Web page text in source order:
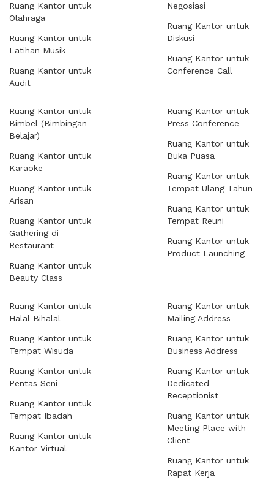
Ruang Kantor untuk
Olahraga
Ruang Kantor untuk
Latihan Musik
Ruang Kantor untuk
Audit
Negosiasi
Ruang Kantor untuk
Diskusi
Ruang Kantor untuk
Conference Call
Ruang Kantor untuk
Bimbel (Bimbingan
Belajar)
Ruang Kantor untuk
Karaoke
Ruang Kantor untuk
Arisan
Ruang Kantor untuk
Gathering di
Restaurant
Ruang Kantor untuk
Beauty Class
Ruang Kantor untuk
Press Conference
Ruang Kantor untuk
Buka Puasa
Ruang Kantor untuk
Tempat Ulang Tahun
Ruang Kantor untuk
Tempat Reuni
Ruang Kantor untuk
Product Launching
Ruang Kantor untuk
Halal Bihalal
Ruang Kantor untuk
Tempat Wisuda
Ruang Kantor untuk
Pentas Seni
Ruang Kantor untuk
Tempat Ibadah
Ruang Kantor untuk
Kantor Virtual
Ruang Kantor untuk
Mailing Address
Ruang Kantor untuk
Business Address
Ruang Kantor untuk
Dedicated
Receptionist
Ruang Kantor untuk
Meeting Place with
Client
Ruang Kantor untuk
Rapat Kerja